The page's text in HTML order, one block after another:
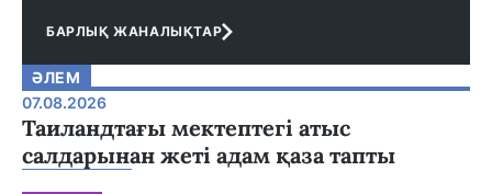
БАРЛЫҚ ЖАНАЛЫҚТАР
ӘЛЕМ
07.08.2026
Таиландтағы мектептегі атыс
салдарынан жеті адам қаза тапты